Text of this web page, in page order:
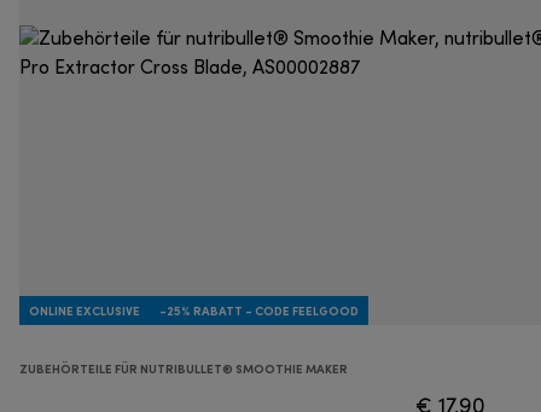
ONLINE EXCLUSIVE -25% RABATT - CODE FEELGOOD
ZUBEHÖRTEILE FÜR NUTRIBULLET® SMOOTHIE MAKER